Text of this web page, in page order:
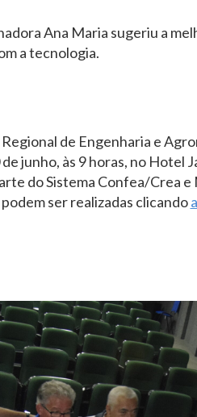
Ana Maria sugeriu a
a tecnologia.
de Engenharia e
junho, às 9 horas, no Hotel
do Sistema Confea/Crea
ser realizadas clicando